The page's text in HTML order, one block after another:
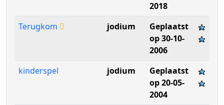
2018
Terugkom
jodium
Geplaatst
op 30-10-
2006
kinderspel
jodium
Geplaatst
op 20-05-
2004